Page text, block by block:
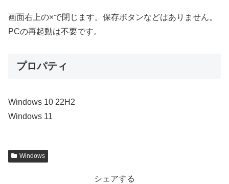
画面右上の×で閉じます。保存ボタンなどはありません。
PCの再起動は不要です。
プロパティ
Windows 10 22H2
Windows 11
Windows
シェアする